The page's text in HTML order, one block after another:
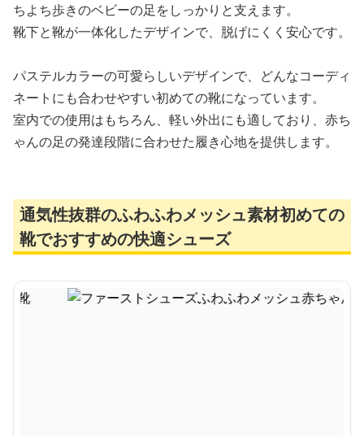
ちよち歩きのベビーの足をしっかりと支えます。
靴下と靴が一体化したデザインで、脱げにくく安心です。
パステルカラーの可愛らしいデザインで、どんなコーディ
ネートにも合わせやすい初めての靴になっています。
室内での使用はもちろん、軽い外出にも適しており、赤ち
ゃんの足の発達段階に合わせた履き心地を提供します。
通気性抜群のふわふわメッシュ素材初めての
靴でおすすめの快適シューズ